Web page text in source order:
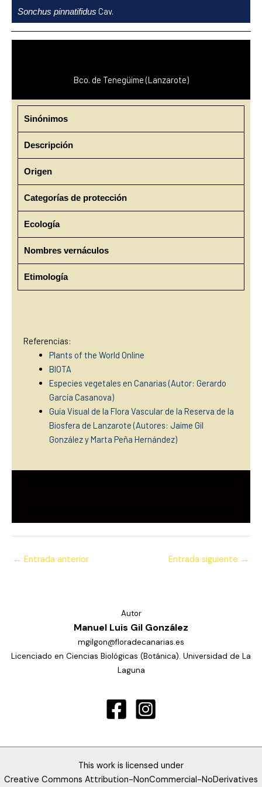
contenido
Sonchus pinnatifidus Cav.
Bco. de Tenegüime (Lanzarote)
Sinónimos
Descripción
Origen
Categorías de protección
Ecología
Nombres vernáculos
Etimología
Referencias:
Plants of the World Online
BIOTA
Especies vegetales en Canarias (Autor: Gerardo
García Casanova)
Guía Visual de la Flora Vascular de la Reserva de la
Biosfera de Lanzarote (Autores: Jaime Gil
González y Marta Peña Hernández)
← Entrada anterior Entrada siguiente →
Autor
Manuel Luis Gil González
mgilgon@floradecanarias.es
Licenciado en Ciencias Biológicas (Botánica). Universidad de La
Laguna
This work is licensed under
Creative Commons Attribution-NonCommercial-NoDerivatives